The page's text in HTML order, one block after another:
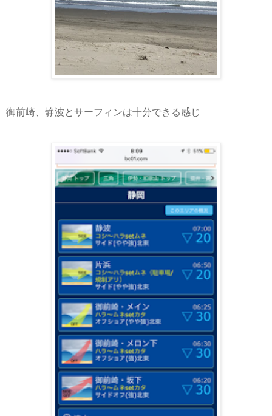
御前崎、静波とサーフィンは十分できる感じ